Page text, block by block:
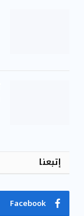
إتبعنا
Facebook